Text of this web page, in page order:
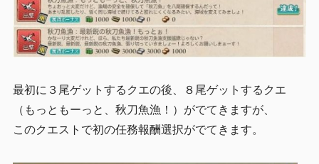
最初に３尾ゲットするクエの後、８尾ゲットするクエ
（もっともーっと、秋刀魚漁！）がでてきますが、
このクエストで初の任務報酬選択がでてきます。